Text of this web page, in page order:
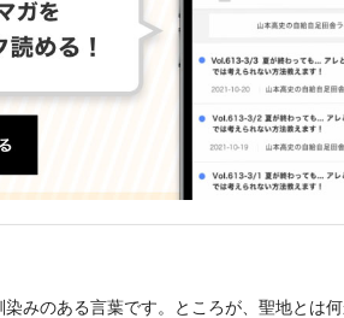
染みのある言葉です。ところが、聖地とは